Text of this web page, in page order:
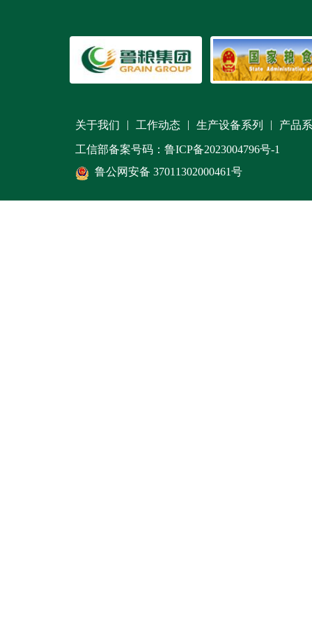
关于我们 | 工作动态 | 生产设备系列 | 产品
工信部备案号码：鲁ICP备2023004796号-1
鲁公网安备 37011302000461号